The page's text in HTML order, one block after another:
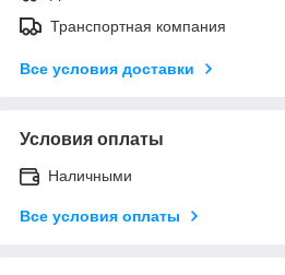
Транспортная компания
Все условия доставки
Условия оплаты
Наличными
Все условия оплаты